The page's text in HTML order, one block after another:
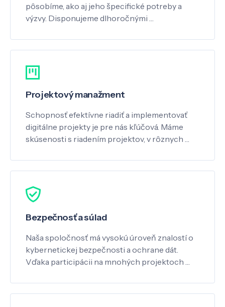
pôsobíme, ako aj jeho špecifické potreby a
výzvy. Disponujeme dlhoročnými …
Projektový manažment
Schopnosť efektívne riadiť a implementovať
digitálne projekty je pre nás kľúčová. Máme
skúsenosti s riadením projektov, v rôznych …
Bezpečnosť a súlad
Naša spoločnosť má vysokú úroveň znalostí o
kybernetickej bezpečnosti a ochrane dát.
Vďaka participácii na mnohých projektoch …